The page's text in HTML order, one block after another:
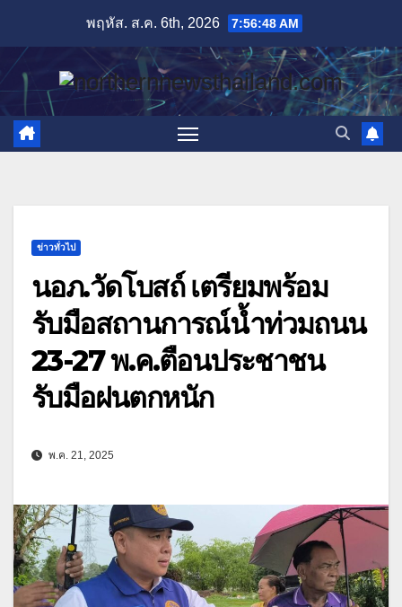
content
พฤหัส. ส.ค. 6th, 2026 7:56:49 AM
ข่าวทั่วไป
นอภ.วัดโบสถ์ เตรียมพร้อม
รับมือสถานการณ์น้ำท่วมถนน
23-27 พ.ค.ตือนประชาชน
รับมือฝนตกหนัก
พ.ค. 21, 2025